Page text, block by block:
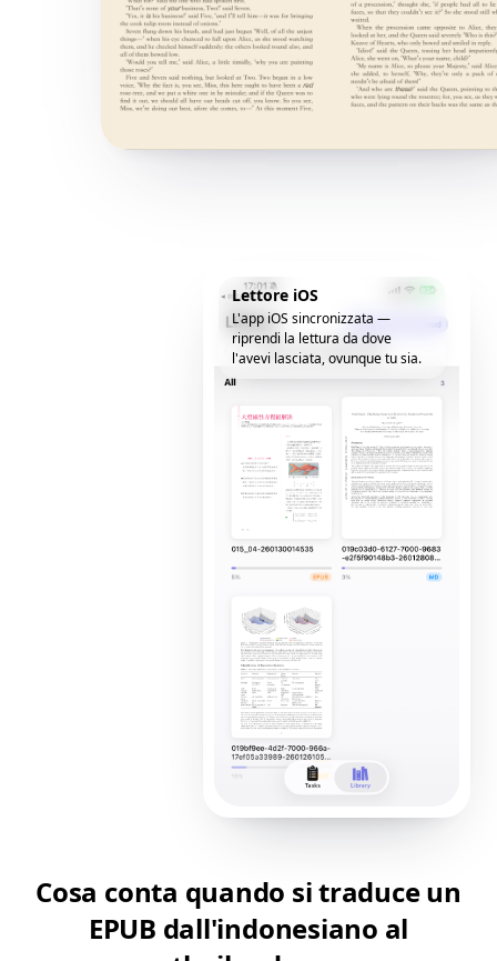
Lettore iOS
L'app iOS sincronizzata —
riprendi la lettura da dove
l'avevi lasciata, ovunque tu sia.
Cosa conta quando si traduce un
EPUB dall'indonesiano al